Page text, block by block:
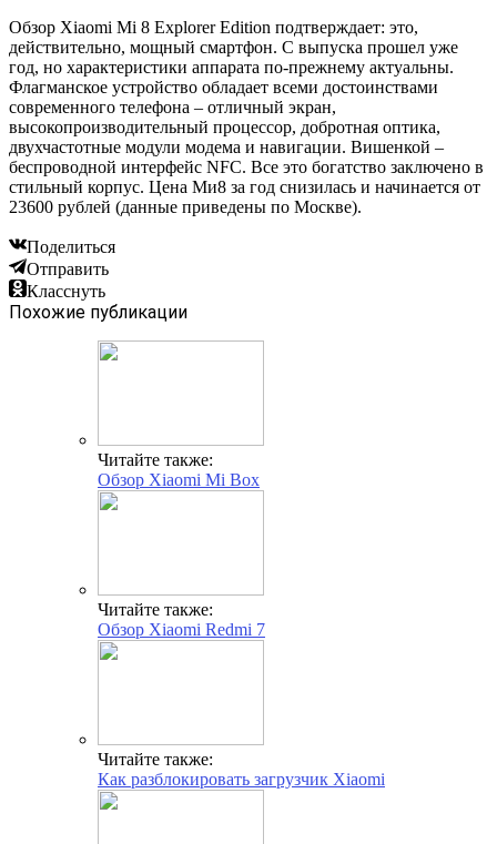
Обзор Xiaomi Mi 8 Explorer Edition подтверждает: это,
действительно, мощный смартфон. С выпуска прошел уже
год, но характеристики аппарата по-прежнему актуальны.
Флагманское устройство обладает всеми достоинствами
современного телефона – отличный экран,
высокопроизводительный процессор, добротная оптика,
двухчастотные модули модема и навигации. Вишенкой –
беспроводной интерфейс NFC. Все это богатство заключено в
стильный корпус. Цена Ми8 за год снизилась и начинается от
23600 рублей (данные приведены по Москве).
Поделиться
Отправить
Класснуть
Похожие публикации
Читайте также:
Обзор Xiaomi Mi Box
Читайте также:
Обзор Xiaomi Redmi 7
Читайте также:
Как разблокировать загрузчик Xiaomi